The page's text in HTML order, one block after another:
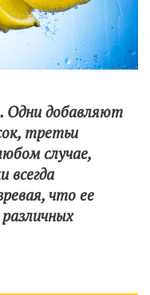
Одни добавляют
третьи
случае,
всегда
что ее